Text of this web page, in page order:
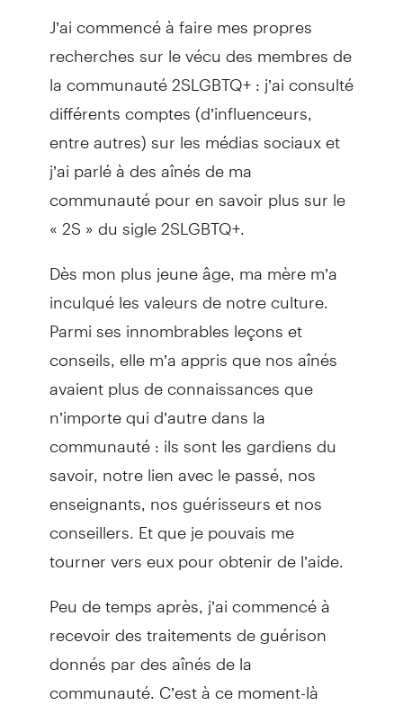
J’ai commencé à faire mes propres
recherches sur le vécu des membres de
la communauté 2SLGBTQ+ : j’ai consulté
différents comptes (d’influenceurs,
entre autres) sur les médias sociaux et
j’ai parlé à des aînés de ma
communauté pour en savoir plus sur le
« 2S » du sigle 2SLGBTQ+.
Dès mon plus jeune âge, ma mère m’a
inculqué les valeurs de notre culture.
Parmi ses innombrables leçons et
conseils, elle m’a appris que nos aînés
avaient plus de connaissances que
n’importe qui d’autre dans la
communauté : ils sont les gardiens du
savoir, notre lien avec le passé, nos
enseignants, nos guérisseurs et nos
conseillers. Et que je pouvais me
tourner vers eux pour obtenir de l’aide.
Peu de temps après, j’ai commencé à
recevoir des traitements de guérison
donnés par des aînés de la
communauté. C’est à ce moment-là